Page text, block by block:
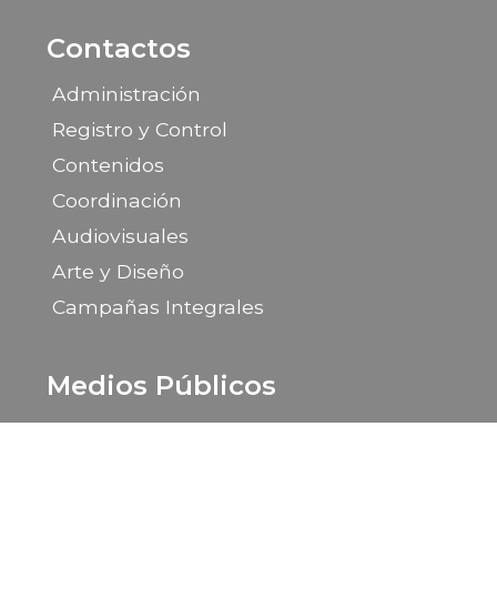
Contactos
Administración
Registro y Control
Contenidos
Coordinación
Audiovisuales
Arte y Diseño
Campañas Integrales
Medios Públicos
Portal de la Provincia de Santa Cruz